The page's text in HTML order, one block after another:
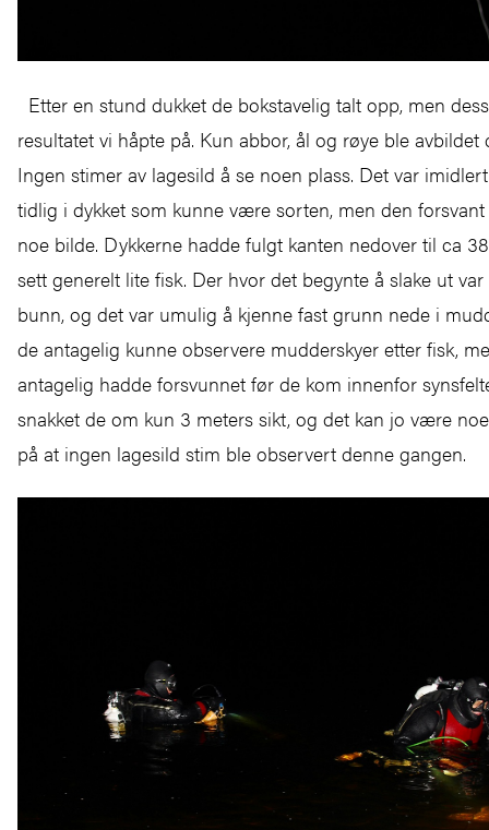
Etter en stund dukket de bokstavelig talt opp, men
resultatet vi håpte på. Kun abbor, ål og røye ble avbildet
Ingen stimer av lagesild å se noen plass. Det var
tidlig i dykket som kunne være sorten, men den
noe bilde. Dykkerne hadde fulgt kanten nedover til ca
sett generelt lite fisk. Der hvor det begynte å slake ut
bunn, og det var umulig å kjenne fast grunn nede i
de antagelig kunne observere mudderskyer etter fisk,
antagelig hadde forsvunnet før de kom innenfor
snakket de om kun 3 meters sikt, og det kan jo være
på at ingen lagesild stim ble observert denne gangen.